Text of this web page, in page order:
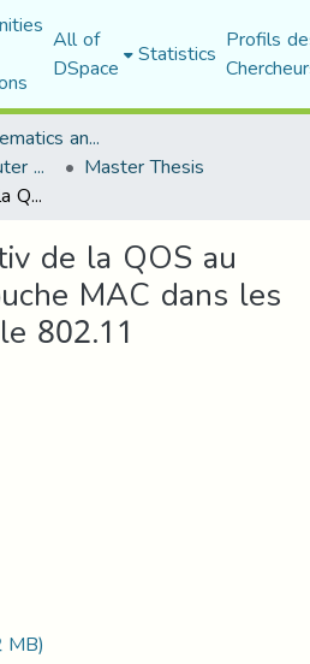
All of
DSpace Statistics Profils
Faculty of Mathematics and Computer Science
Department of Computer Science Master Thesis
Etude comparativ de la QOS au niveau de la couche MAC dans les réseaux sans file 802.11
de la QOS au
MAC dans les
802.11
MB)